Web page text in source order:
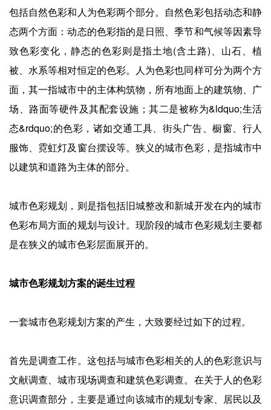
包括自然色彩和人为色彩两个部分。自然色彩包括动态和静
态两个方面：动态的色彩指的是日照、季节和气候等因素导
致色彩变化，静态的色彩则是指土地(含土路)、山石、植
被、水系等相对恒定的色彩。人为色彩也同样可分为两个方
面，其一指城市中的主体构筑物，所有地面上的建筑物、广
场、路面等硬件及其配套设施；其二是被称为&ldquo;生活
态&rdquo;的色彩，诸如交通工具、街头广告、橱窗、行人
服饰、霓虹灯及窗台摆设等。狭义的城市色彩，是指城市中
以建筑和道路为主体的部分。
城市色彩规划，则是指包括旧城整改和新城开发在内的城市
色彩布局方面的规划与设计。现阶段的城市色彩规划主要都
是在狭义的城市色彩层面展开的。
城市色彩规划方案的诞生过程
一套城市色彩规划方案的产生，大致要经过如下的过程。
首先是调查工作。这包括与城市色彩相关的人的色彩意识与
文献调查、城市现场调查和建筑色彩调查。在关于人的色彩
意识调查部分，主要是通过向该城市的规划专家、居民以及